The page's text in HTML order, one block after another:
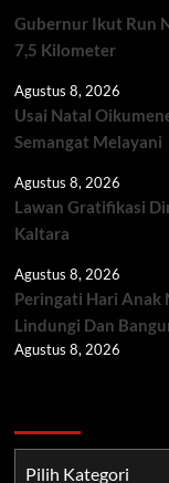
Gubernur Ikut Run
7,5 Kilometer
Agustus 8, 2026
Usai Natal
Semangat Melayani
Agustus 8, 2026
Lawan Gratifikasi
Kaltara
Agustus 8, 2026
Peringati Hari Anak
Lindungi Dan
Agustus 8, 2026